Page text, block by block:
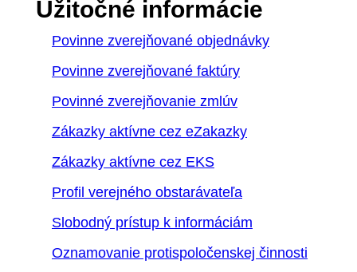
Užitočné informácie
Povinne zverejňované objednávky
Povinne zverejňované faktúry
Povinné zverejňovanie zmlúv
Zákazky aktívne cez eZakazky
Zákazky aktívne cez EKS
Profil verejného obstarávateľa
Slobodný prístup k informáciám
Oznamovanie protispoločenskej činnosti